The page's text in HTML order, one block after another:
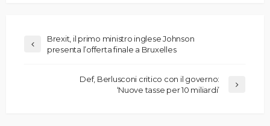
Brexit, il primo ministro inglese Johnson
presenta l’offerta finale a Bruxelles
Def, Berlusconi critico con il governo:
‘Nuove tasse per 10 miliardi’